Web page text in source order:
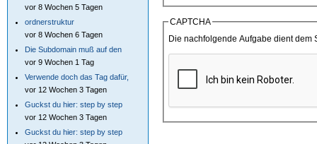
CAPTCHA
Die nachfolgende Aufgabe dient dem
vor 8 Wochen 5 Tagen
ordnerstruktur
vor 8 Wochen 6 Tagen
Die Subdomain muß auf den
vor 9 Wochen 1 Tag
Verwende doch das Tag dafür,
vor 12 Wochen 3 Tagen
Guckst du hier: step by step
vor 12 Wochen 3 Tagen
Guckst du hier: step by step